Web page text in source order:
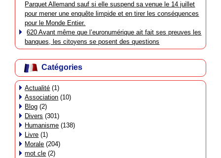
Parquet Allemand sauf si elle suspend sa venue le 14 juillet
pour mener une enquête limpide et en tirer les conséquences
pour le Monde Entier.
620 Avant même que l’euronumérique ait fait ses preuves les
banques, les citoyens se posent des questions
Catégories
Actualité (1)
Association (10)
Blog (2)
Divers (301)
Humanisme (138)
Livre (1)
Morale (204)
mot cle (2)